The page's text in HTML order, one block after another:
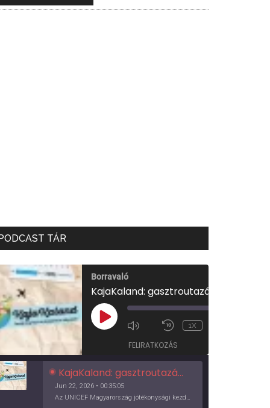
TÁR
Borravaló
PLAY
EPISODE
1X
FELIRATKOZÁS
KajaKaland: gasztroutazás a föld körül
Jun 22, 2026 • 00:35:05
Az UNICEF Magyarország jótékonysági kezdeményezése izgalmas, egész éves világkörüli ízutazásra hív, igazi családi program és gasztroedukáció, illetve segítség a rászorulóknak is egyben.